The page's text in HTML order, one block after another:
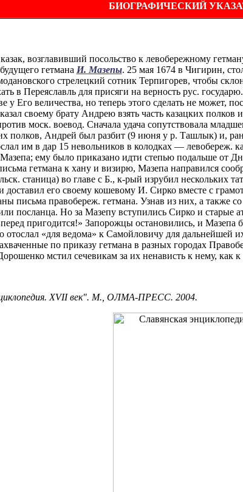
БИОГРАФИЧЕСКИЙ
возглавивший посольство к левобережному
гетмана И. Мазепы. 25 мая 1674 в Чигирин,
стрелецкий сотник Терпигорев, чтобы
в Переяславль для присяги на верность рус.
у Его величества, но теперь этого сделать не может,
своему брату Андрею взять часть казацких
моск. воевод. Сначала удача сопутствовала
полков, Андрей был разбит (9 июня у р. Ташлык) и,
им в дар 15 невольников в колодках — левобереж.
ему было приказано идти степью подальше от
гетмана к хану и визирю, Мазепа направился
станица) во главе с Б., к-рый изрубил нескольких
доставил его своему кошевому И. Сирко вместе с
письма правобереж. гетмана. Узнав из них, а также
посланца. Но за Мазепу вступились Сирко и старые
пригодится!» Запорожцы остановились, и Мазепа
отослал «для ведома» к Самойловичу для дальнейшей
по приказу гетмана в разных городах
мстил сечевикам за их ненависть к нему, как к
XVII век". М., ОЛМА-ПРЕСС. 2004.